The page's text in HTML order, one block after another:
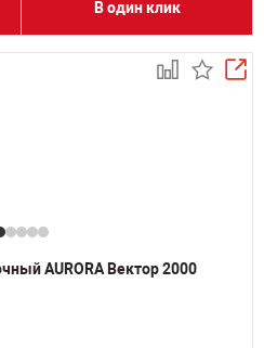
В один клик
AURORA Вектор 2000